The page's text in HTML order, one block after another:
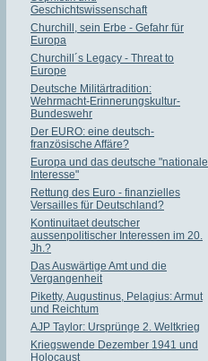
Geschichtswissenschaft
Churchill, sein Erbe - Gefahr für
Europa
Churchill´s Legacy - Threat to
Europe
Deutsche Militärtradition:
Wehrmacht-Erinnerungskultur-
Bundeswehr
Der EURO: eine deutsch-
französische Affäre?
Europa und das deutsche "nationale
Interesse"
Rettung des Euro - finanzielles
Versailles für Deutschland?
Kontinuitaet deutscher
aussenpolitischer Interessen im 20.
Jh.?
Das Auswärtige Amt und die
Vergangenheit
Piketty, Augustinus, Pelagius: Armut
und Reichtum
AJP Taylor: Ursprünge 2. Weltkrieg
Kriegswende Dezember 1941 und
Holocaust